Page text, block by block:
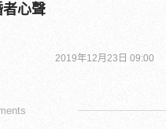
心聲
2019年12月23日 09:00